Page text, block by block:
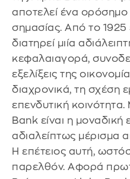
αποτελεί ένα ορόσημο
σημασίας. Από το
διατηρεί μιία
κεφαλαιαγορά,
εξελίξεις της
διαχρονικά, τη σχέση
επενδυτική
Bank είναι η μοναδική
αδιαλείπτως μέρισμα
Η επέτειος αυτή,
παρελθόν. Αφορά